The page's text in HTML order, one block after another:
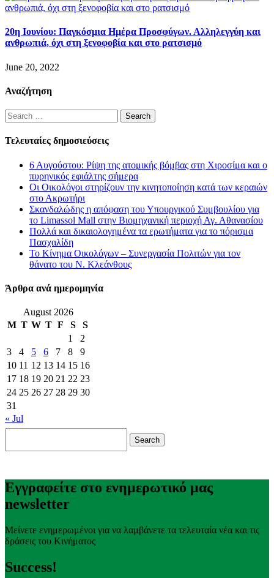
20η Ιουνίου: Παγκόσμια Ημέρα Προσφύγων. Αλληλεγγύη και
ανθρωπιά, όχι στη ξενοφοβία και στο ρατσισμό
June 20, 2022
Αναζήτηση
Search
for:
Τελευταίες δημοσιεύσεις
6 Αυγούστου: Ρίψη της ατομικής βόμβας στη Χιροσίμα και ο
πυρηνικός εφιάλτης σήμερα
Οι Οικολόγοι στηρίζουν την κινητοποίηση κατά των κεραιών
στο Ακρωτήρι
Σκανδαλώδης η απόφαση του Υπουργικού Συμβουλίου για
το Limassol Mall στην Βιομηχανική περιοχή Αγ. Αθανασίου
Πολλά και δικαιολογημένα τα ερωτήματα για το πόρισμα
Πασχαλίδη
Το Κίνημα Οικολόγων – Συνεργασία Πολιτών για τον
θάνατο του Ν. Κλεάνθους
Άρθρα ανά ημερομηνία
August 2026
M T W T F S
S
1
2
3
4 5 6 7 8
9
10 11 12 13 14 15 16
17 18 19 20 21 22 23
24 25 26 27 28 29 30
31
« Jul
Εγγραφείτε στο ενημερωτικό μας
newsletter
Μείνετε ενημερωμένοι για να λαμβάνετε τα τελευταία νέα και τις
δράσεις του Κινήματος
Success!